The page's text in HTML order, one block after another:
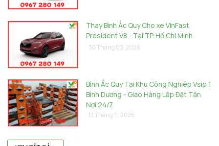
Thay Bình Ắc Quy Cho xe VinFast
President V8 - Tại TP. Hồ Chí Minh
30 Tháng 03, 2026
Bình Ắc Quy Tại Khu Công Nghiêp Vsip 1
Bình Dương - Giao Hàng Lắp Đặt Tận
Nơi 24/7
13 Tháng 11, 2025